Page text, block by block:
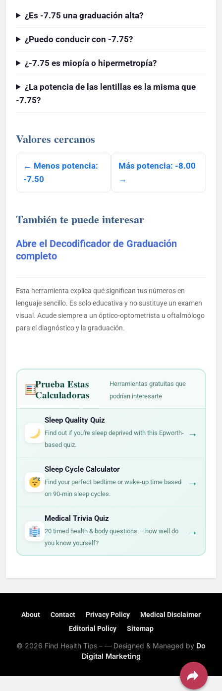
¿Es -7.75 una graduación alta?
¿Puedo conducir con -7.75?
¿-7.75 es miopía o hipermetropía?
¿La potencia de las lentillas es la misma que
-7.75?
Valores cercanos
← Menos potencia:
-7.50
Más potencia: -8.00
→
También te puede interesar
Abre el Decodificador de Graduación
completo
Esta herramienta explica qué significan tus números en
lenguaje sencillo. Es solo educativa y no sustituye un examen
visual. Acude siempre a un óptico-optometrista u oftalmólogo
para el diagnóstico y la graduación.
Prueba Estas
Calculadoras
Herramientas gratuitas que
podrían interesarte
Sleep Quality Quiz
Find out if you're sleep deprived with this Epworth-
based quiz.
→
Sleep Cycle Calculator
Find your perfect bedtime or wake-up time based
on 90-min sleep cycles.
→
Medical Trivia Quiz
20 timed health & body questions — how well do
you know yourself?
→
About Contact Privacy Policy
Medical Disclaimer
Editorial Policy
Sitemap
© 2026 Find Health Tips – — Designed & Managed by Do
Digital Marketing